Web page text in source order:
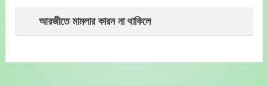
আরজীতে মামলার কারন না থাকিলে